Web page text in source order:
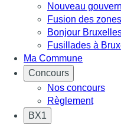
Nouveau
Fusion des
Bonjour
Fusillades à
Ma Commune
Concours
Nos concours
Règlement
BX1